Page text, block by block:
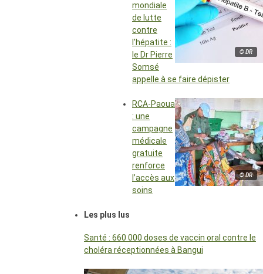
© DR
mondiale
de lutte
contre
l’hépatite :
le Dr Pierre
Somsé
appelle à se faire dépister
© DR
RCA-Paoua
: une
campagne
médicale
gratuite
renforce
l’accès aux
soins
Les plus lus
Santé : 660 000 doses de vaccin oral contre le
choléra réceptionnées à Bangui